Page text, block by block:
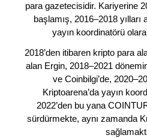
para gazetecisidir. Kariyerine
başlamış, 2016–2018 yılları
yayın koordinatörü
2018’den itibaren kripto para
alan Ergin, 2018–2021
ve Coinbilgi’de,
Kriptoarena’da yayın
2022’den bu yana
sürdürmekte, aynı zamanda